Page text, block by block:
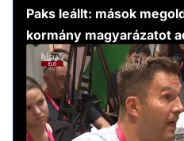
Paks leállt: mások
kormány magyarázatot